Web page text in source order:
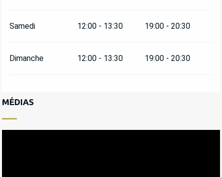
Samedi 12:00 - 13:30 19:00 - 20:30
Dimanche 12:00 - 13:30 19:00 - 20:30
MÉDIAS